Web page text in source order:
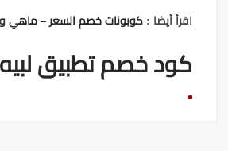
اقرأ أيضا :كوبونات خصم السعر – ماهي
كود خصم تطبيق لبيه